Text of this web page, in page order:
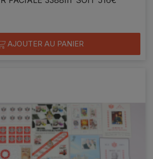
AJOUTER AU PANIER